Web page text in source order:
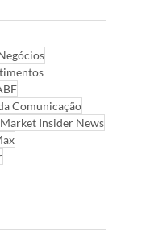
Comunicação
Market Insider News